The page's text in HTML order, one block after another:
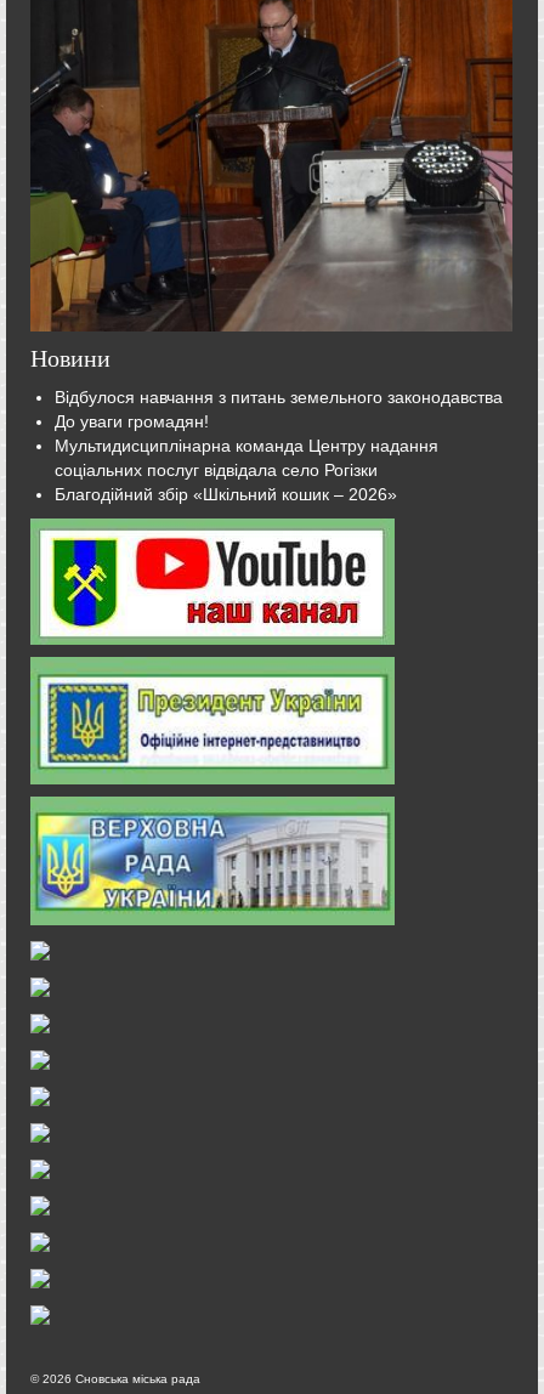
Новини
Відбулося навчання з питань земельного законодавства
До уваги громадян!
Мультидисциплінарна команда Центру надання
соціальних послуг відвідала село Рогізки
Благодійний збір «Шкільний кошик – 2026»
© 2026 Сновська міська рада